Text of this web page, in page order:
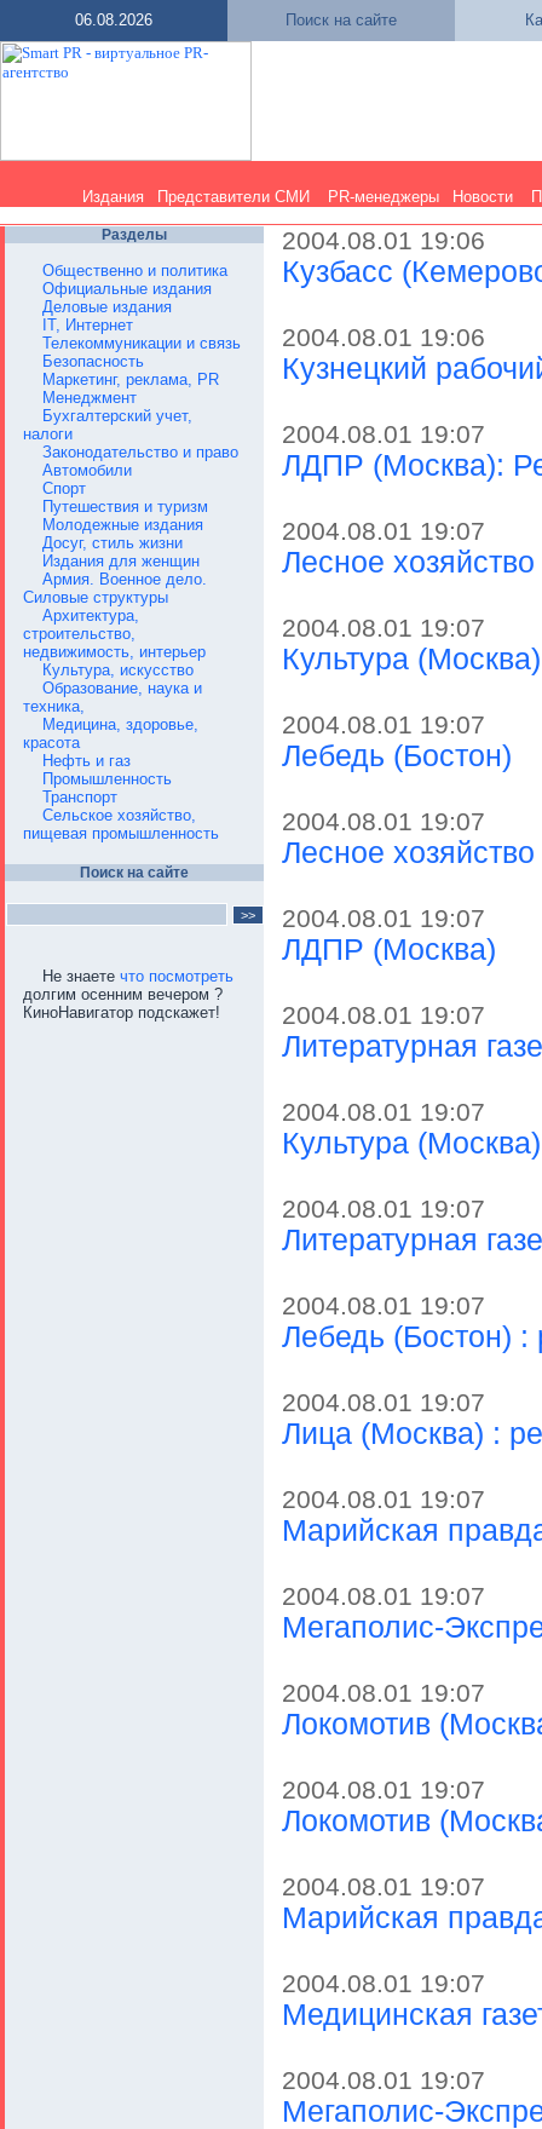
06.08.2026 Поиск на сайте
Издания Представители СМИ PR-менеджеры Новости
Разделы
Общественно и политика
Официальные издания
Деловые издания
IT, Интернет
Телекоммуникации и связь
Безопасность
Маркетинг, реклама, PR
Менеджмент
Бухгалтерский учет,
налоги
Законодательство и право
Автомобили
Спорт
Путешествия и туризм
Молодежные издания
Досуг, стиль жизни
Издания для женщин
Армия. Военное дело.
Силовые структуры
Архитектура,
строительство,
недвижимость, интерьер
Культура, искусство
Образование, наука и
техника,
Медицина, здоровье,
красота
Нефть и газ
Промышленность
Транспорт
Сельское хозяйство,
пищевая промышленность
Поиск на сайте
Не знаете что посмотреть
долгим осенним вечером ?
КиноНавигатор подскажет!
2004.08.01 19:06
Кузбасс
2004.08.01 19:06
Кузнецкий
2004.08.01 19:07
ЛДПР (Москва):
2004.08.01 19:07
Лесное
2004.08.01 19:07
Культура (Москва)
2004.08.01 19:07
Лебедь (Бостон)
2004.08.01 19:07
Лесное
2004.08.01 19:07
ЛДПР (Москва)
2004.08.01 19:07
Литературная
2004.08.01 19:07
Культура
2004.08.01 19:07
Литературная
2004.08.01 19:07
Лебедь (Бостон) :
2004.08.01 19:07
Лица (Москва) :
2004.08.01 19:07
Марийская
2004.08.01 19:07
Мегаполис-
2004.08.01 19:07
Локомотив
2004.08.01 19:07
Локомотив
2004.08.01 19:07
Марийская
2004.08.01 19:07
Медицинская
2004.08.01 19:07
Мегаполис-